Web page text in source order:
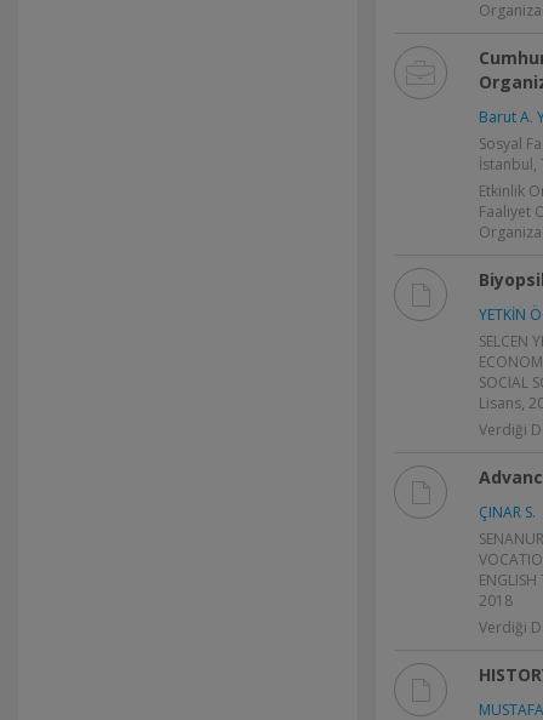
Barut A.
Sosyal
İstanbul,
Etkinlik
Faaliyet
YETKİN
SELCEN
SOCIAL
Lisans,
Verdiği
ÇINAR S.
2018
Verdiği